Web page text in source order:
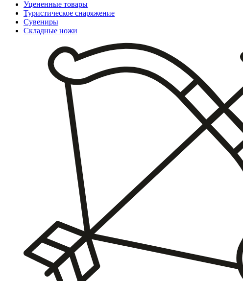
Уцененные товары
Туристическое снаряжение
Сувениры
Складные ножи